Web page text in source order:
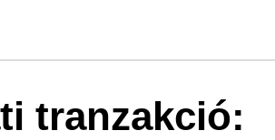
tranzak­ció: